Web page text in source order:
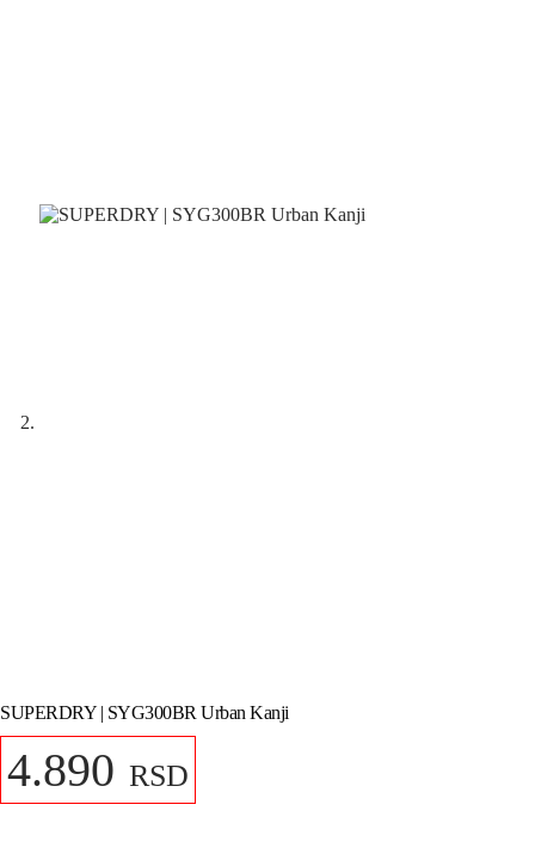
SUPERDRY | SYG300BR Urban Kanji
4.890 RSD